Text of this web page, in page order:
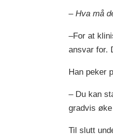
– Hva må
–For at
ansvar for.
Han peker
– Du kan
gradvis
Til slutt